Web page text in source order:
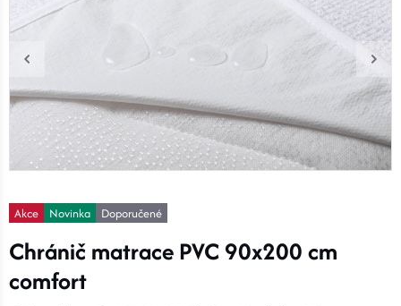
Akce Novinka Doporučené
Chránič matrace PVC 90x200 cm
comfort